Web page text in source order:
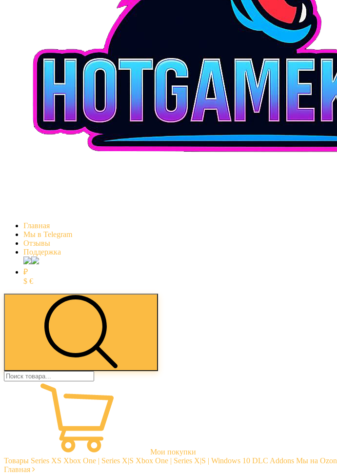
Главная
Мы в Telegram
Отзывы
Поддержка
₽
$ €
Мои покупки
Товары Series XS Xbox One | Series X|S Xbox One | Series X|S | Windows 10 DLC Addons Мы на Ozon
Главная